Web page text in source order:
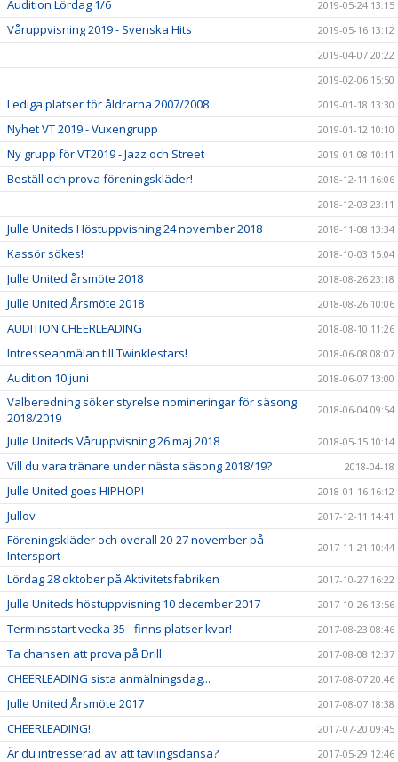
Audition Lördag 1/6 2019-05-24 13:15
Våruppvisning 2019 - Svenska Hits
2019-05-16 13:12
2019-04-07 20:22
2019-02-06 15:50
Lediga platser för åldrarna 2007/2008 2019-01-18 13:30
Nyhet VT 2019 - Vuxengrupp 2019-01-12 10:10
Ny grupp för VT2019 - Jazz och Street 2019-01-08 10:11
Beställ och prova föreningskläder!
2018-12-11 16:06
2018-12-03 23:11
Julle Uniteds Höstuppvisning 24 november 2018 2018-11-08 13:34
Kassör sökes! 2018-10-03 15:04
Julle United årsmöte 2018 2018-08-26 23:18
Julle United Årsmöte 2018 2018-08-26 10:06
AUDITION CHEERLEADING 2018-08-10 11:26
Intresseanmälan till Twinklestars! 2018-06-08 08:07
Audition 10 juni 2018-06-07 13:00
Valberedning söker styrelse nomineringar för säsong
2018/2019
2018-06-04 09:54
Julle Uniteds Våruppvisning 26 maj 2018 2018-05-15 10:14
Vill du vara tränare under nästa säsong 2018/19? 2018-04-18
Julle United goes HIPHOP! 2018-01-16 16:12
Jullov 2017-12-11 14:41
Föreningskläder och overall 20-27 november på
Intersport
2017-11-21 10:44
Lördag 28 oktober på Aktivitetsfabriken 2017-10-27 16:22
Julle Uniteds höstuppvisning 10 december 2017 2017-10-26 13:56
Terminsstart vecka 35 - finns platser kvar! 2017-08-23 08:46
Ta chansen att prova på Drill 2017-08-08 12:37
CHEERLEADING sista anmälningsdag... 2017-08-07 20:46
Julle United Årsmöte 2017 2017-08-07 18:38
CHEERLEADING! 2017-07-20 09:45
Är du intresserad av att tävlingsdansa? 2017-05-29 12:46